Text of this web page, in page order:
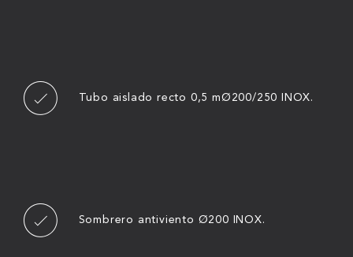
Tubo aislado recto 0,5 mØ200/250 INOX.
Sombrero antiviento Ø200 INOX.